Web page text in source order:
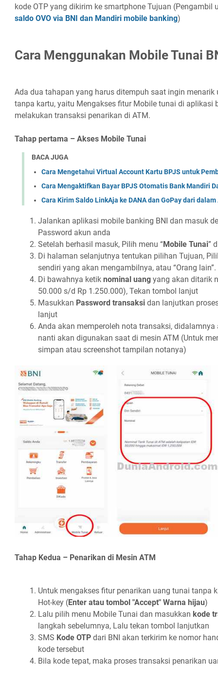
kode OTP yang dikirim ke smartphone Tujuan (Pengambil
saldo OVO via BNI dan Mandiri mobile banking)
Cara Menggunakan Mobile Tunai
Ada dua tahapan yang harus ditempuh saat ingin menarik
tanpa kartu, yaitu Mengakses fitur Mobile tunai di aplikasi
melakukan transaksi penarikan di ATM.
Tahap pertama – Akses Mobile Tunai
BACA JUGA
Cara Mengetahui Virtual Account Kartu BPJS untuk
Cara Mengaktifkan Bayar BPJS Otomatis Bank Mandiri
Cara Kirim Saldo LinkAja ke DANA dan GoPay dari
Jalankan aplikasi mobile banking BNI dan masuk
Password akun anda
Setelah berhasil masuk, Pilih menu “Mobile Tunai”
Di halaman selanjutnya tentukan pilihan Tujuan,
sendiri yang akan mengambilnya, atau “Orang lain”.
Di bawahnya ketik nominal uang yang akan ditarik
50.000 s/d Rp 1.250.000), Tekan tombol lanjut
Masukkan Password transaksi dan lanjutkan
lanjut
Anda akan memperoleh nota transaksi,
nanti akan digunakan saat di mesin ATM (Untuk
simpan atau screenshot tampilan notanya)
Tahap Kedua – Penarikan di Mesin ATM
Untuk mengakses fitur penarikan uang tunai tanpa
Hot-key (Enter atau tombol "Accept" Warna hijau)
Lalu pilih menu Mobile Tunai dan masukkan kode
langkah sebelumnya, Lalu tekan tombol lanjutkan
SMS Kode OTP dari BNI akan terkirim ke nomor
kode tersebut
Bila kode tepat, maka proses transaksi penarikan